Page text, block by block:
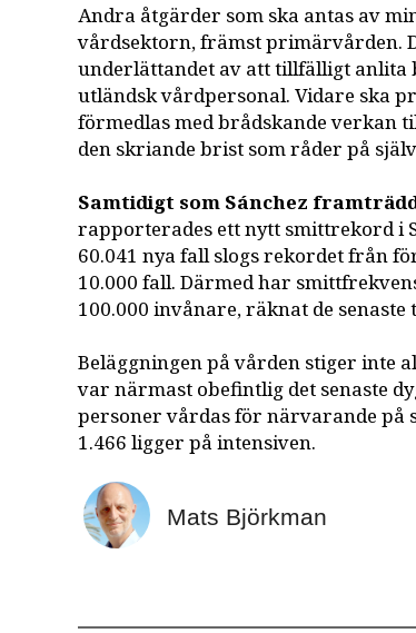
Andra åtgärder som ska antas av
vårdsektorn, främst primärvården.
underlättandet av att tillfälligt anlita
utländsk vårdpersonal. Vidare ska
förmedlas med brådskande verkan
den skriande brist som råder på
Samtidigt som Sánchez
rapporterades ett nytt smittrekord i
60.041 nya fall slogs rekordet från
10.000 fall. Därmed har
100.000 invånare, räknat de senaste
Beläggningen på vården stiger inte
var närmast obefintlig det senaste
personer vårdas för närvarande på
1.466 ligger på intensiven.
Mats Björkman